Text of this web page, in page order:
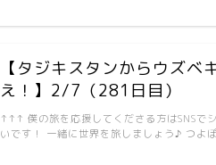
【タジキスタンからウズベ
え！】2/7（281日目）
↑↑↑ 僕の旅を応援してくださる方はSNSで
いです！ 一緒に世界を旅しましょう♪ つよ